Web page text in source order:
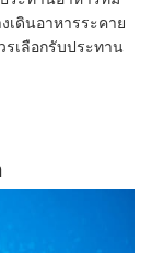
เดินอาหารระคาย
รเลือกรับประทาน